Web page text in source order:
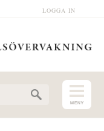
LOGGA IN